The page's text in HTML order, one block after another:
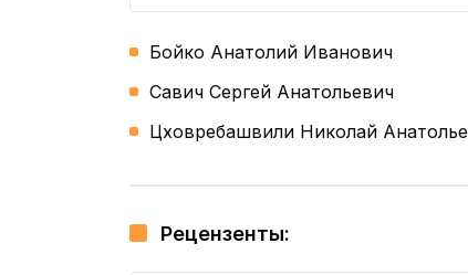
Бойко Анатолий Иванович
Савич Сергей Анатольевич
Цховребашвили Николай
Рецензенты: